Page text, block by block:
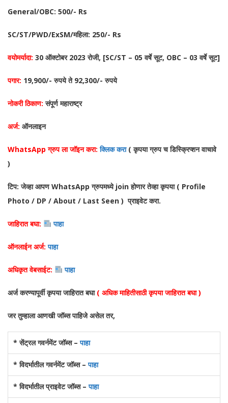
General/OBC: 500/- Rs
SC/ST/PWD/ExSM/महिला: 250/- Rs
वयोमर्यादा: 30 ऑक्टोबर 2023 रोजी, [SC/ST – 05 वर्षे सूट, OBC – 03 वर्षे सूट]
पगार: 19,900/- रुपये ते 92,300/- रुपये
नोकरी ठिकाण: संपूर्ण महाराष्ट्र
अर्ज: ऑनलाइन
WhatsApp ग्रुप ला जॉइन करा: क्लिक करा ( कृपया ग्रुप च डिस्क्रिप्शन वाचावे
)
टिप: जेव्हा आपण WhatsApp ग्रुपमध्ये join होणार तेव्हा कृपया ( Profile
Photo / DP / About / Last Seen ) प्राइवेट करा.
जाहिरात बघा: पाहा
ऑनलाईन अर्ज:पाहा
अधिकृत वेबसाईट: पाहा
अर्ज करण्यापूर्वी कृपया जाहिरात बघा ( अधिक माहितीसाठी कृपया जाहिरात बघा )
जर तुम्हाला आणखी जॉब्स पाहिजे असेल तर,
* सेंट्रल गवर्नमेंट जॉब्स –पाहा
* विदर्भातील गवर्नमेंट जॉब्स –पाहा
* विदर्भातील प्राइवेट जॉब्स –पाहा